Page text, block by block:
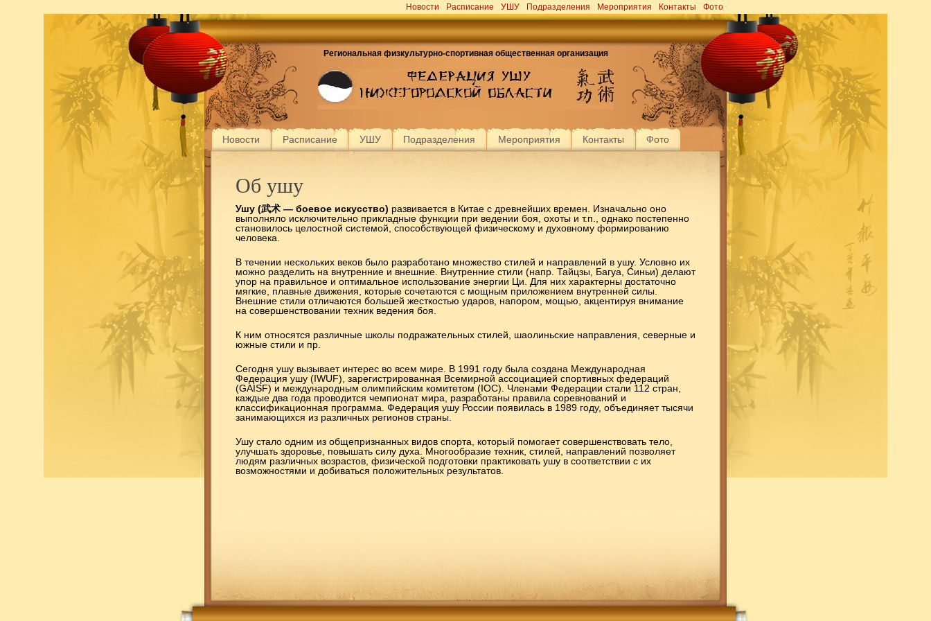
Новости Расписание УШУ Подразделения Мероприятия Контакты Фото
Региональная физкультурно-спортивная общественная организация
Федерация ушу Нижегородской области
Региональная физкультурно-общественная организация "Федерация ушу
Нижегородской области"
Новости Расписание УШУ Подразделения Мероприятия Контакты Фото
Об ушу
Ушу (武术 — боевое искусство) развивается в Китае с древнейших времен. Изначально оно
выполняло исключительно прикладные функции при ведении боя, охоты и т.п., однако постепенно
становилось целостной системой, способствующей физическому и духовному формированию
человека.
В течении нескольких веков было разработано множество стилей и направлений в ушу. Условно их
можно разделить на внутренние и внешние. Внутренние стили (напр. Тайцзы, Багуа, Синьи) делают
упор на правильное и оптимальное использование энергии Ци. Для них характерны достаточно
мягкие, плавные движения, которые сочетаются с мощным приложением внутренней силы.
Внешние стили отличаются большей жесткостью ударов, напором, мощью, акцентируя внимание
на совершенствовании техник ведения боя.
К ним относятся различные школы подражательных стилей, шаолиньские направления, северные и
южные стили и пр.
Сегодня ушу вызывает интерес во всем мире. В 1991 году была создана Международная
Федерация ушу (IWUF), зарегистрированная Всемирной ассоциацией спортивных федераций
(GAISF) и международным олимпийским комитетом (IOC). Членами Федерации стали 112 стран,
каждые два года проводится чемпионат мира, разработаны правила соревнований и
классификационная программа. Федерация ушу России появилась в 1989 году, объединяет тысячи
занимающихся из различных регионов страны.
Ушу стало одним из общепризнанных видов спорта, который помогает совершенствовать тело,
улучшать здоровье, повышать силу духа. Многообразие техник, стилей, направлений позволяет
людям различных возрастов, физической подготовки практиковать ушу в соответствии с их
возможностями и добиваться положительных результатов.